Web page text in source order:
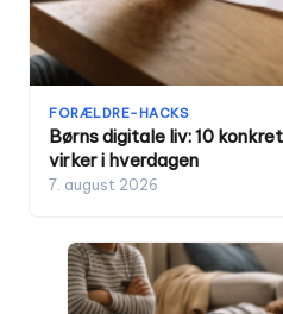
FORÆLDRE-HACKS
Børns digitale liv: 10
virker i hverdagen
7. august 2026